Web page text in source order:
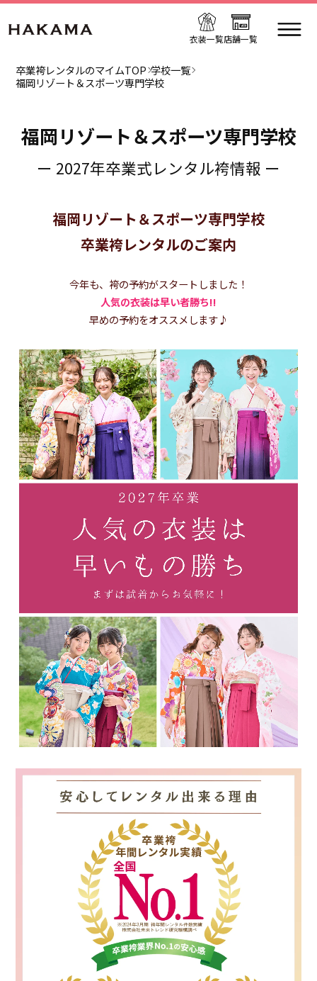
衣装一覧店舗一覧
卒業袴レンタルのマイムTOP 学校一覧
福岡リゾート＆スポーツ専門学校
福岡リゾート＆スポーツ専門学校
ー 2027年卒業式レンタル袴情報 ー
福岡リゾート＆スポーツ専門学校
卒業袴レンタルのご案内
今年も、袴の予約がスタートしました！
人気の衣装は早い者勝ち!!
早めの予約をオススメします♪